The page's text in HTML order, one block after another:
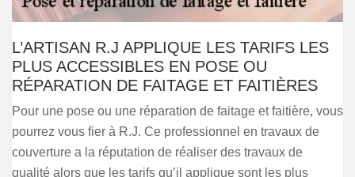
L’ARTISAN R.J APPLIQUE LES TARIFS LES
PLUS ACCESSIBLES EN POSE OU
RÉPARATION DE FAITAGE ET FAITIÈRES
Pour une pose ou une réparation de faitage et faitière, vous
pourrez vous fier à R.J. Ce professionnel en travaux de
couverture a la réputation de réaliser des travaux de
qualité alors que les tarifs qu’il applique sont les plus